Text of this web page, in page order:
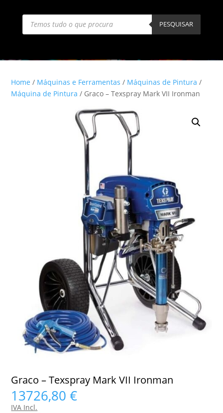
Products
search PESQUISAR
Home / Máquinas e Ferramentas / Máquinas de Pintura /
Máquina de Pintura / Graco – Texspray Mark VII Ironman
Graco – Texspray Mark VII Ironman
13726,80€
IVA Incl.